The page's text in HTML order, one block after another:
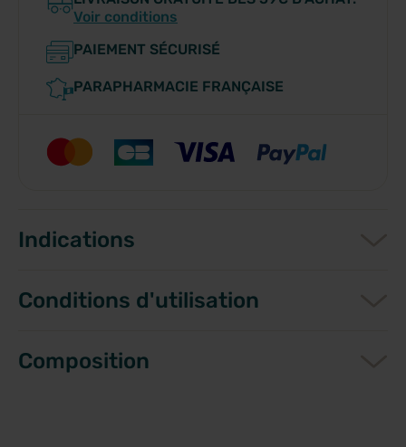
Voir conditions
PAIEMENT SÉCURISÉ
PARAPHARMACIE FRANÇAISE
Indications
Conditions d'utilisation
Composition